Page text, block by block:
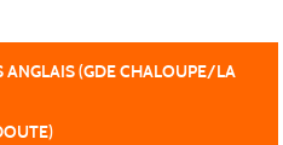
ANGLAIS (GDE CHALOUPE/LA